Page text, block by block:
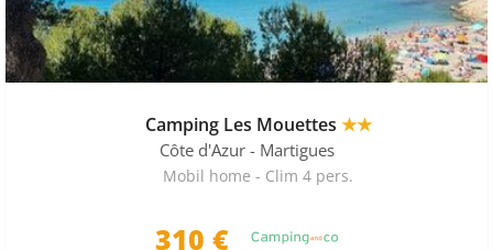
Camping Les Mouettes ★★
Côte d'Azur - Martigues
Mobil home - Clim 4 pers.
310 €